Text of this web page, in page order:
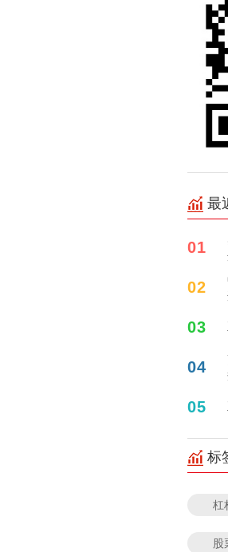
最
01
02
03
04
05
标
杠
股